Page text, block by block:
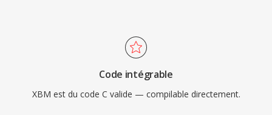
Code intégrable
XBM est du code C valide — compilable directement.